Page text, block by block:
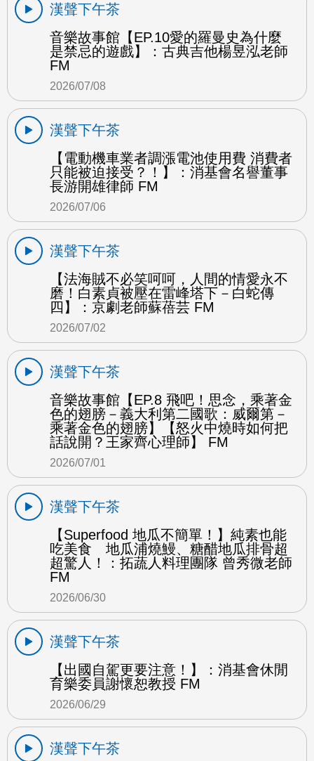
漢聲下午茶
音樂故事館【EP.10愛的羅曼史為什麼
是禁忌的遊戲】：古典吉他楊昱泓老師
FM
2026/07/08
漢聲下午茶
【電動機車業者調漲電池使用費 消費者
只能被迫接受？！】：消基會名譽董事
長游開雄律師 FM
2026/07/06
漢聲下午茶
【法海賊不必笑呵呵，人間的情愛永不
磨！白素貞被壓在雷峰塔下－白蛇傳
四】：京劇老師蘇蓓芸 FM
2026/07/02
漢聲下午茶
音樂故事館【EP.8 飛吧！思念，乘著金
色的翅膀－義大利第二國歌：威爾第－
乘著金色的翅膀】【怒火中燒時如何把
話說開？王家齊心理師】 FM
2026/07/01
漢聲下午茶
【Superfood 地瓜不簡單！】純素也能
吃美食 地瓜浦燒鰻、糖醋地瓜排骨超
超驚人！：拓蔬人料理團隊 曾秀微老師
FM
2026/06/30
漢聲下午茶
【出國自駕更要注意！】：消基會休閒
育樂委員謝懷恕教授 FM
2026/06/29
漢聲下午茶